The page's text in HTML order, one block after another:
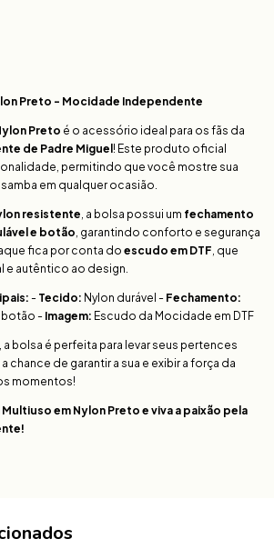
Preto - Mocidade Independente
Preto é o acessório ideal para os fãs da
de Padre Miguel ! Este produto oficial
permitindo que você mostre sua
em qualquer ocasião.
resistente, a bolsa possui um fechamento
e botão, garantindo conforto e segurança
fica por conta do escudo em DTF, que
e autêntico ao design.
- Tecido: Nylon durável - Fechamento:
botão - Imagem: Escudo da Mocidade em DTF
a bolsa é perfeita para levar seus pertences
chance de garantir a sua e exibir a força da
momentos!
em Nylon Preto e viva a paixão pela